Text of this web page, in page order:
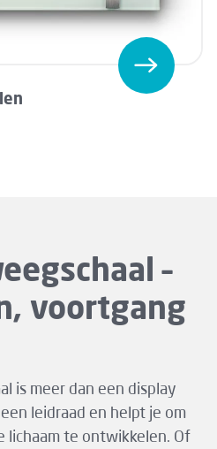
–
voortgang
is meer dan een display
leidraad en helpt je om
lichaam te ontwikkelen. Of